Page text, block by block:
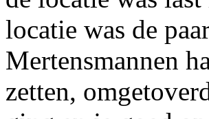
locatie was de
Mertensmannen
zetten,